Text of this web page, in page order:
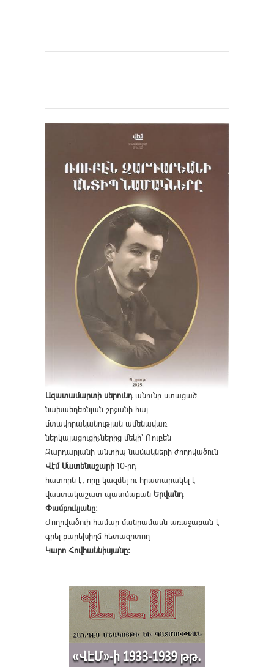
Ազատամարտի սերունդանունը ստացած
նախաեղեռնյան շրջանի հայ
մտավորականության ամենավառ
ներկայացուցիչներից մեկի՝ Ռուբեն
Զարդարյանի անտիպ նամակների ժողովածուն
Վէմ Մատենաշարի 10-րդ
հատորն է, որը կազմել ու հրատարակել է
վաստակաշատ պատմաբան Երվանդ
Փամբուկյանը։
Ժողովածուի համար մանրամասն առաջաբան է
գրել բարեխիղճ հետազոտող
Կարո Հովհաննիսյանը։